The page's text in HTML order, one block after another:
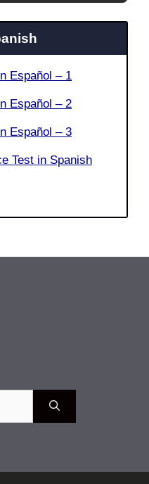
Español – 1
Español – 2
Español – 3
Test in Spanish